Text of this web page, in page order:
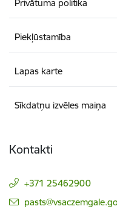
Privātuma politika
Piekļūstamība
Lapas karte
Sīkdatņu izvēles maiņa
Kontakti
+371 25462900
E-pasts: